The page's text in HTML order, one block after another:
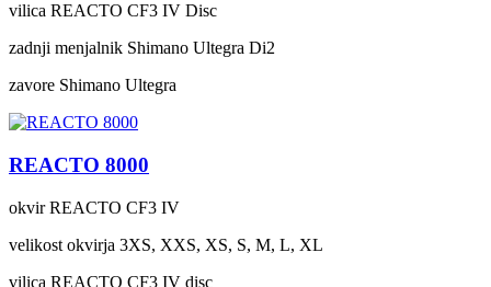
vilica REACTO CF3 IV Disc
zadnji menjalnik Shimano Ultegra Di2
zavore Shimano Ultegra
REACTO 8000
okvir REACTO CF3 IV
velikost okvirja 3XS, XXS, XS, S, M, L, XL
vilica REACTO CF3 IV disc